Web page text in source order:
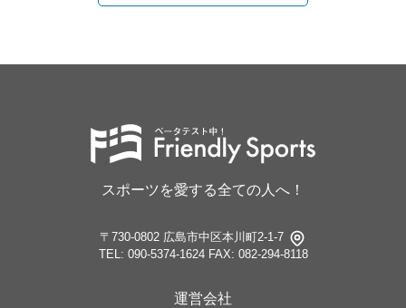
スポーツを愛する全ての人へ！
〒730-0802 広島市中区本川町2-1-7
TEL: 090-5374-1624 FAX: 082-294-8118
運営会社